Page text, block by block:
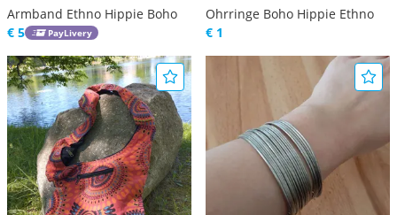
Armband Ethno Hippie Boho
€ 5
PayLivery
Ohrringe Boho Hippie Ethno
€ 1